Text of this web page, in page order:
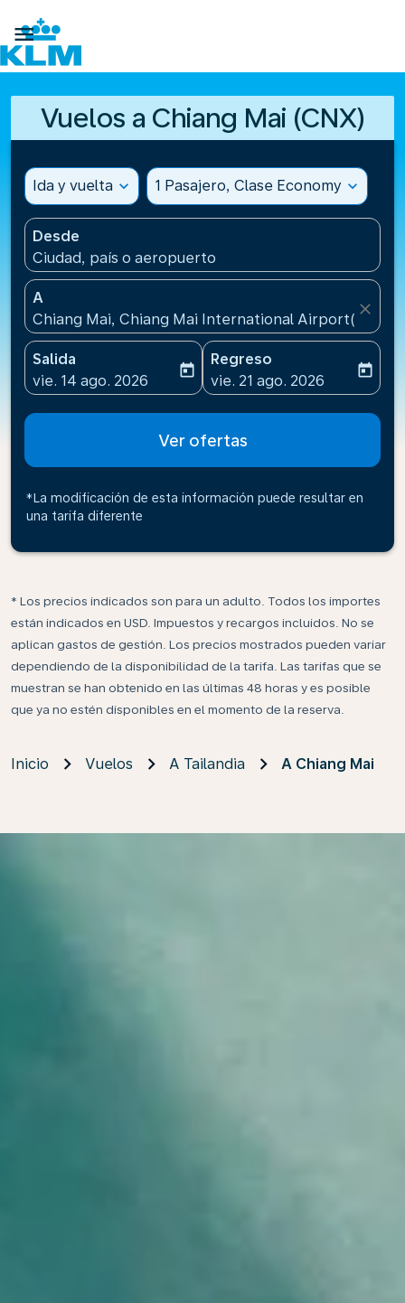

Vuelos a Chiang Mai (CNX)
Ida y vuelta expand_more 1 Pasajero, Clase Economy expand_more
Desde
Ciudad, país o aeropuerto
A
Chiang Mai, Chiang Mai International Airport(CNX),
close
Salida
fc-booking-departure-date-aria-label
vie. 14 ago. 2026
today
Regreso
fc-booking-return-date-
vie. 21 ago. 2026
today
Ver ofertas
*La modificación de esta información puede resultar en
una tarifa diferente
* Los precios indicados son para un adulto. Todos los importes
están indicados en USD. Impuestos y recargos incluidos. No se
aplican gastos de gestión. Los precios mostrados pueden variar
dependiendo de la disponibilidad de la tarifa. Las tarifas que se
muestran se han obtenido en las últimas 48 horas y es posible
que ya no estén disponibles en el momento de la reserva.
Inicio Vuelos A Tailandia A Chiang Mai